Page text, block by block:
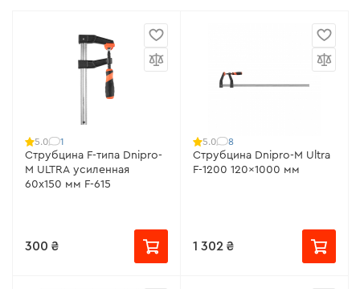
5.0 1
Струбцина F-типа Dnipro-
M ULTRA усиленная
60х150 мм F-615
300 ₴
5.0 8
Струбцина Dnipro-M Ultra
F-1200 120x1000 мм
1 302 ₴